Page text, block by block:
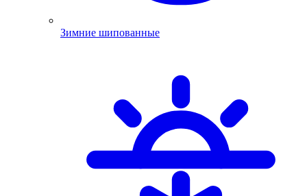
Зимние шипованные